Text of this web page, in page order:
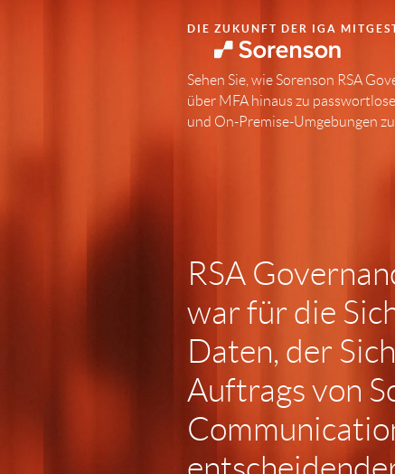
DIE ZUKUNFT DER IGA
Sehen Sie, wie Sorenson RSA
über MFA hinaus zu
und On-Premise-Umgebungen
RSA
war für die
Daten, der
Auftrags von